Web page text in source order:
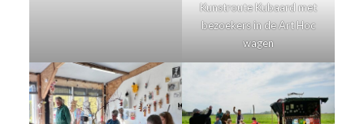
Kunstroute Kubaard met
bezoekers in de Art Hoc
wagen